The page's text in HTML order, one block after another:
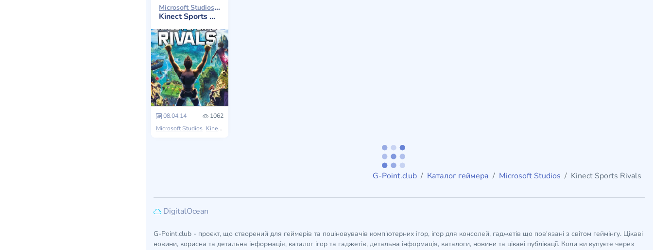
Microsoft Studios 2014
Kinect Sports Rivals
08.04.14
1062
Microsoft Studios Kinect Sports
G-Point.club Каталог геймера Microsoft Studios Kinect Sports Rivals
DigitalOcean
G-Point.club - проєкт, що створений для геймерів та поціновувачів комп'ютерних ігор, ігор для консолей, гаджетів що пов'язані з світом геймінгу. Цікаві
новини, корисна та детальна інформація, каталог ігор та гаджетів, детальна інформація, каталоги, новини та цікаві публікації. Коли ви купуєте через